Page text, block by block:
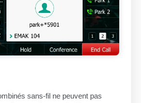
sans-fil ne peuvent pas